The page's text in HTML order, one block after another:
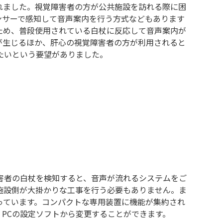
した。視覚障害者の方が公共施設を訪れる際に困
ーで感知して音声案内を行う方式などもあります
、普段使用されている白杖に反応して音声案内が
じるほか、肝心の視覚障害者の方が利用されると
という要望がありました。
の白杖を検知すると、音声が流れるシステムをご
側が大掛かりな工事を行う必要もありません。ま
います。コンパクトな専用装置に機能が集約され
の設定ソフトから変更することができます。